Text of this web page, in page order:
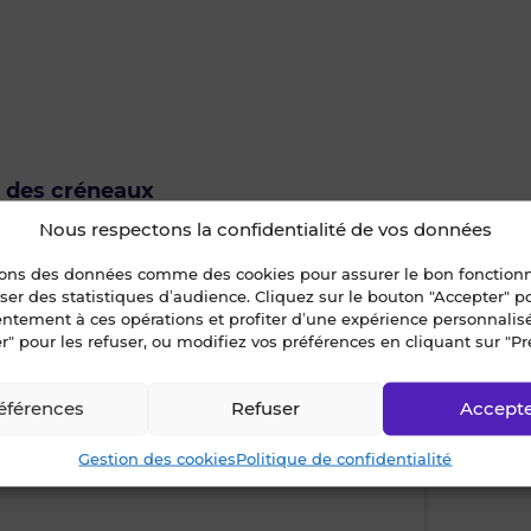
Nous respectons la confidentialité de vos données
des données comme des cookies pour assurer le bon
des statistiques d’audience. Cliquez sur le bouton "Accepter"
à ces opérations et profiter d’une expérience
pour les refuser, ou modifiez vos préférences en cliquant sur
Refuser
Gestion des cookiesPolitique de confidentialité
créneaux
?
ce bien ?